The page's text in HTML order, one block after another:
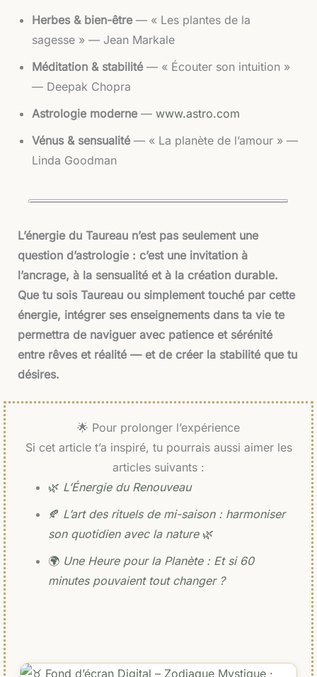
Herbes & bien-être— « Les plantes de la
sagesse » — Jean Markale
Méditation & stabilité— « Écouter son intuition »
— Deepak Chopra
Astrologie moderne— www.astro.com
Vénus & sensualité— « La planète de l’amour » —
Linda Goodman
L’énergie du Taureau n’est pas seulement une
question d’astrologie : c’est une invitation à
l’ancrage, à la sensualité et à la création durable.
Que tu sois Taureau ou simplement touché par cette
énergie, intégrer ses enseignements dans ta vie te
permettra de naviguer avec patience et sérénité
entre rêves et réalité — et de créer la stabilité que tu
désires.
🌟 Pour prolonger l’expérience
Si cet article t’a inspiré, tu pourrais aussi aimer les
articles suivants :
🌿 L’Énergie du Renouveau
🍂 L’art des rituels de mi-saison : harmoniser
son quotidien avec la nature🌿
🌍 Une Heure pour la Planète : Et si 60
minutes pouvaient tout changer ?